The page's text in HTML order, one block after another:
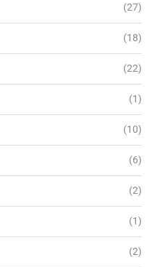
(27)
(18)
(22)
(1)
(10)
(6)
(2)
(1)
(2)